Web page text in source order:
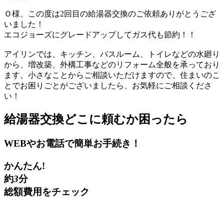
Ｏ様、この度は2回目の給湯器交換のご依頼ありがとうござ
いました！
エコジョーズにグレードアップしてガス代も節約！！
アイリンでは、キッチン、バスルーム、トイレなどの水廻り
から、増改築、外構工事などのリフォーム全般を承っており
ます。小さなことからご相談いただけますので、住まいのこ
とでお困りごとがございましたら、お気軽にご相談くださ
い！
給湯器交換どこに頼むか困ったら
WEBやお電話で簡単お手続き！
かんたん!
約3分
総額費用をチェック